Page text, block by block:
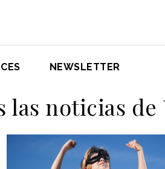
NEWSLETTER
las noticias de